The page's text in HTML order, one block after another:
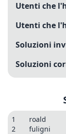
Utenti che
Utenti che
Soluzioni
Soluzioni
1 roald
2 fuligni